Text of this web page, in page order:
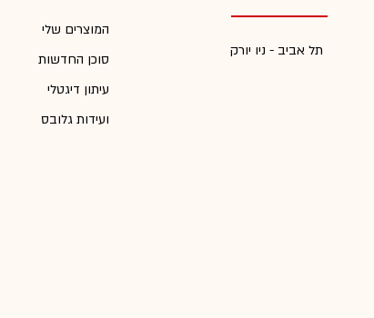
תל אביב - ניו יורק
המוצרים שלי
סוכן החדשות
עיתון דיגטלי
ועידות גלובס